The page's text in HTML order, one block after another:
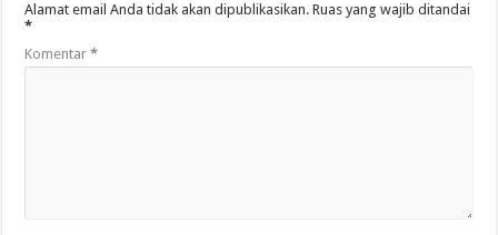
Alamat email Anda tidak akan dipublikasikan. Ruas yang wajib ditandai
*
Komentar*